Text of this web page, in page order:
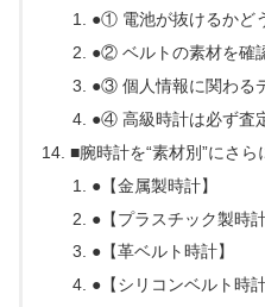
●① 電池が抜けるかど
●② ベルトの素材を確
●③ 個人情報に関わる
●④ 高級時計は必ず査
■腕時計を“素材別”にさ
●【金属製時計】
●【プラスチック製時計
●【革ベルト時計】
●【シリコンベルト時計